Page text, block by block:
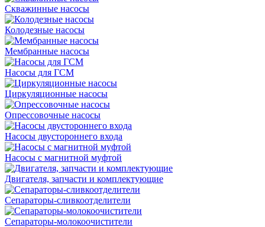
Скважинные насосы
Колодезные насосы
Мембранные насосы
Насосы для ГСМ
Циркуляционные насосы
Опрессовочные насосы
Насосы двустороннего входа
Насосы с магнитной муфтой
Двигателя, запчасти и комплектующие
Сепараторы-сливкоотделители
Сепараторы-молокоочистители